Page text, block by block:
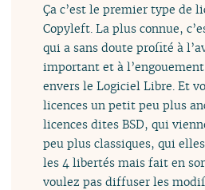
Ça c’est le premier type de
Copyleft. La plus connue,
qui a sans doute profité à
important et à
envers le Logiciel Libre. Et
licences un petit peu plus
licences dites BSD, qui
peu plus classiques, qui
les 4 libertés mais fait en
voulez pas diffuser les